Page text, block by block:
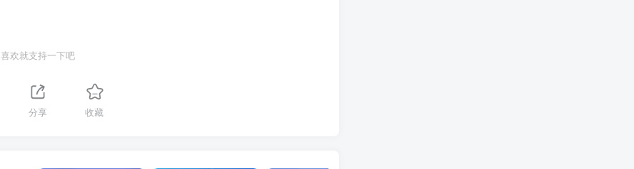
喜欢就支持一下吧
分享 收藏